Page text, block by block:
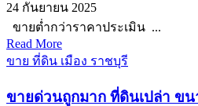
24 กันยายน 2025
ขายต่ำกว่าราคาประเมิน ...
Read More
ขาย ที่ดิน เมือง ราชบุรี
ขายด่วนถูกมาก ที่ดินเปล่า ขน